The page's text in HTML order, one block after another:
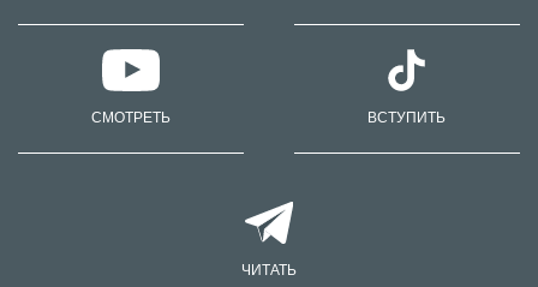
СМОТРЕТЬ ВСТУПИТЬ
ЧИТАТЬ